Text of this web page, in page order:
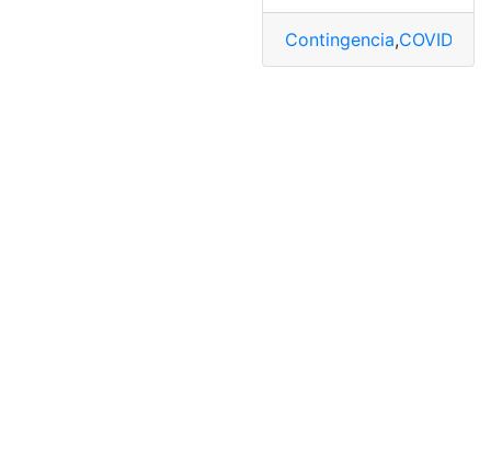
Contingencia,COVID-19